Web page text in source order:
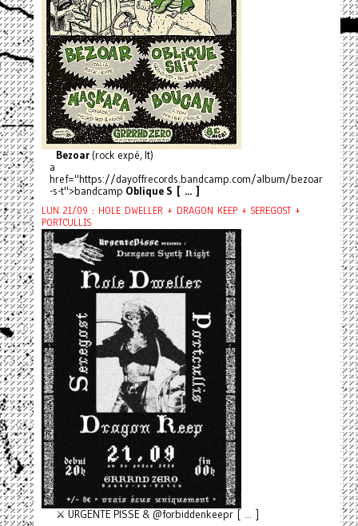
Bezoar(rock expé, It)
a
href="https://dayoffrecords.bandcamp.com/album/bezoar
-s-t">bandcamp Oblique S [ ... ]
LUN 21/09 : HOLE DWELLER + DRAGON KEEP + SEREGOST +
PORTCULLIS
⚔️ URGENTE PISSE & @forbiddenkeepr [ ... ]